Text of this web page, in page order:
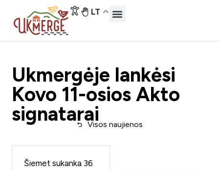
LT
Ukmergėje lankėsi
Kovo 11-osios Akto
signataraiVisos naujienos
Šiemet sukanka 36